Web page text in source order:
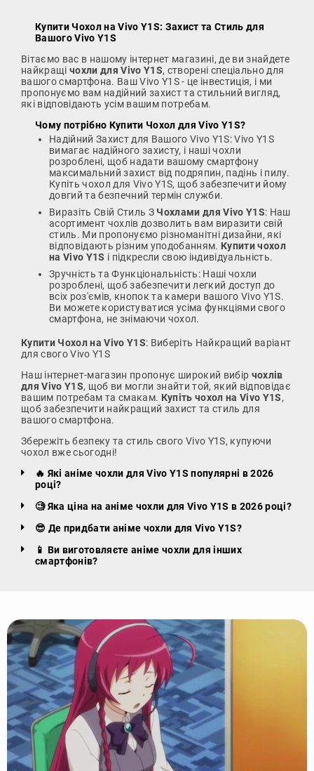
Купити Чохол на Vivo Y1S: Захист та Стиль для
Вашого Vivo Y1S
Вітаємо вас в нашому інтернет магазині, де ви знайдете
найкращі чохли для Vivo Y1S, створені спеціально для
вашого смартфона. Ваш Vivo Y1S - це інвестиція, і ми
пропонуємо вам надійний захист та стильний вигляд,
які відповідають усім вашим потребам.
Чому потрібно Купити Чохол для Vivo Y1S?
Надійний Захист для Вашого Vivo Y1S: Vivo Y1S
вимагає надійного захисту, і наші чохли
розроблені, щоб надати вашому смартфону
максимальний захист від подряпин, падінь і пилу.
Купіть чохол для Vivo Y1S, щоб забезпечити йому
довгий та безпечний термін служби.
Виразіть Свій Стиль З Чохлами для Vivo Y1S: Наш
асортимент чохлів дозволить вам виразити свій
стиль. Ми пропонуємо різноманітні дизайни, які
відповідають різним уподобанням. Купити чохол
на Vivo Y1S і підкресли свою індивідуальність.
Зручність та Функціональність: Наші чохли
розроблені, щоб забезпечити легкий доступ до
всіх роз'ємів, кнопок та камери вашого Vivo Y1S.
Ви можете користуватися усіма функціями свого
смартфона, не знімаючи чохол.
Купити Чохол на Vivo Y1S: Виберіть Найкращий варіант
для свого Vivo Y1S
Наш інтернет-магазин пропонує широкий вибір чохлів
для Vivo Y1S, щоб ви могли знайти той, який відповідає
вашим потребам та смакам. Купіть чохол на Vivo Y1S,
щоб забезпечити найкращий захист та стиль для
вашого смартфона.
Збережіть безпеку та стиль свого Vivo Y1S, купуючи
чохол вже сьогодні!
🔥 Які аніме чохли для Vivo Y1S популярні в 2026
році?
🧐 Яка ціна на аніме чохли для Vivo Y1S в 2026 році?
😎 Де придбати аніме чохли для Vivo Y1S?
📱 Ви виготовляєте аніме чохли для інших
смартфонів?